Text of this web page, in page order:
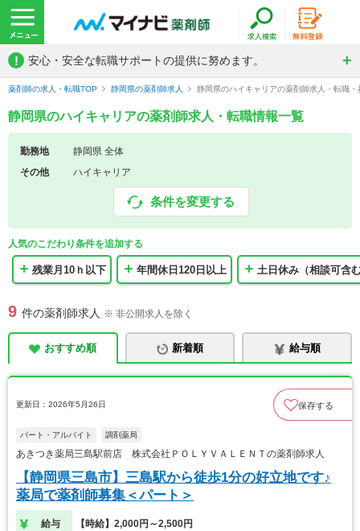
! 安心・安全な転職サポートの提供に努めます。
薬剤師の求人・転職TOP 静岡県の薬剤師求人 静岡県のハイキャリアの薬剤師求人・転職・
静岡県のハイキャリアの薬剤師求人・転職情報一覧
勤務地
静岡県 全体
その他
ハイキャリア
条件を変更する
人気のこだわり条件を追加する
残業月10ｈ以下 年間休日120日以上 土日休み（相談可含
9 件の薬剤師求人 ※ 非公開求人を除く
おすすめ順 新着順 給与順
更新日：2026年5月26日 保存する
パート・アルバイト 調剤薬局
あきつき薬局三島駅前店 株式会社ＰＯＬＹＶＡＬＥＮＴの薬剤師求人
【静岡県三島市】三島駅から徒歩1分の好立地です♪
薬局で薬剤師募集＜パート＞
給与 【時給】2,000円～2,500円